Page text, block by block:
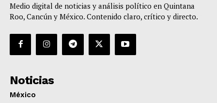
Medio digital de noticias y análisis político en Quintana
Roo, Cancún y México. Contenido claro, crítico y directo.
Noticias
México